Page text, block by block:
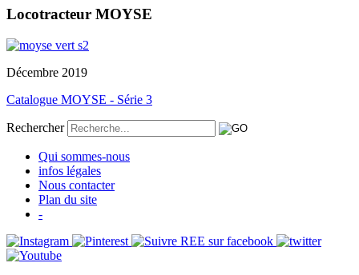
Locotracteur MOYSE
Décembre 2019
Catalogue MOYSE - Série 3
Rechercher
Qui sommes-nous
infos légales
Nous contacter
Plan du site
-